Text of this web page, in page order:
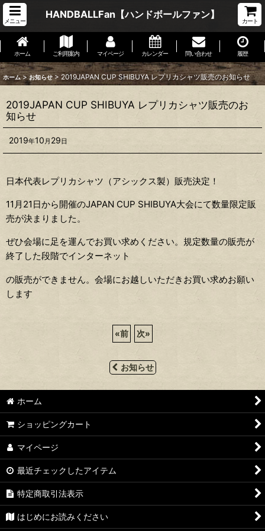
メニュー
HANDBALLFan【ハンドボールファン】
カート
ホーム ご利用案内 マイページ カレンダー 問い合わせ 履歴
ホーム > お知らせ > 2019JAPAN CUP SHIBUYA レプリカシャツ販売のお知らせ
2019JAPAN CUP SHIBUYA レプリカシャツ販売のお
知らせ
2019年10 月 29日
日本代表レプリカシャツ（アシックス製）販売決定！
11月21日から開催のJAPAN CUP SHIBUYA大会にて数量限定販
売が決まりました。
ぜひ会場に足を運んでお買い求めください。規定数量の販売が
終了した段階でインターネット
の販売ができません。会場にお越しいただきお買い求めお願い
します
«前 次»
お知らせ
ホーム
ショッピングカート
マイページ
最近チェックしたアイテム
特定商取引法表示
はじめにお読みください